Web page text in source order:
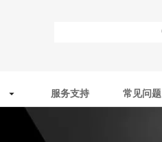
服务支持 常见问题